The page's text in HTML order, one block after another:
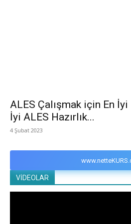
ALES Çalışmak için En
İyi ALES Hazırlık...
4 Şubat 2023
VİDEOLAR